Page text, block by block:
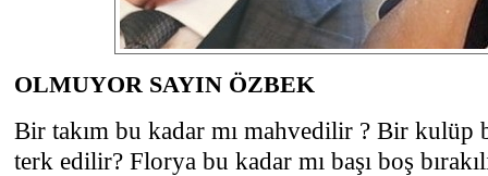
OLMUYOR SAYIN ÖZBEK
Bir takım bu kadar mı mahvedilir ? Bir kulüp
terk edilir? Florya bu kadar mı başı boş